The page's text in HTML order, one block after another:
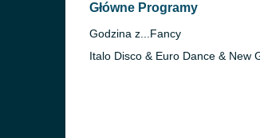
Główne Programy
Godzina z...Fancy
Italo Disco & Euro Dance & New